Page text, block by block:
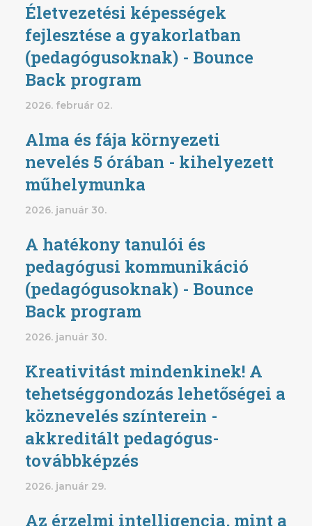
Életvezetési képességek
fejlesztése a gyakorlatban
(pedagógusoknak) - Bounce
Back program
2026. február 02.
Alma és fája környezeti
nevelés 5 órában - kihelyezett
műhelymunka
2026. január 30.
A hatékony tanulói és
pedagógusi kommunikáció
(pedagógusoknak) - Bounce
Back program
2026. január 30.
Kreativitást mindenkinek! A
tehetséggondozás lehetőségei a
köznevelés színterein -
akkreditált pedagógus-
továbbképzés
2026. január 29.
Az érzelmi intelligencia, mint a